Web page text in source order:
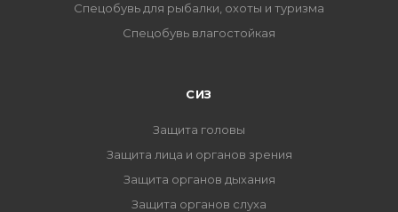
Спецобувь для рыбалки, охоты и туризма
Спецобувь влагостойкая
СИЗ
Защита головы
Защита лица и органов зрения
Защита органов дыхания
Защита органов слуха